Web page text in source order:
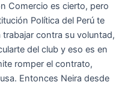
Comercio es cierto, pero
Política del Perú te
contra su voluntad,
del club y eso es en
romper el contrato,
Entonces Neira desde